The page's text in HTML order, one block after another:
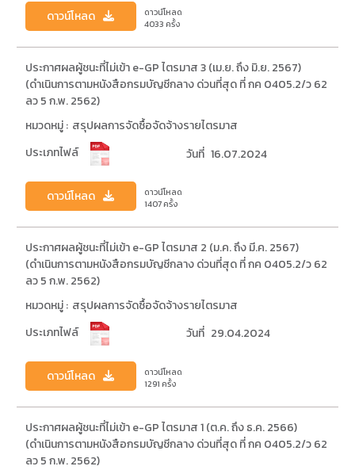
ดาวน์โหลด
ดาวน์โหลด
4033 ครั้ง
ประกาศผลผู้ชนะที่ไม่เข้า e-GP ไตรมาส 3 (เม.ย. ถึง มิ.ย. 2567)
(ดำเนินการตามหนังสือกรมบัญชีกลาง ด่วนที่สุด ที่ กค 0405.2/ว 62
ลว 5 ก.พ. 2562)
หมวดหมู่ : สรุปผลการจัดซื้อจัดจ้างรายไตรมาส
ประเภทไฟล์
วันที่ 16.07.2024
ดาวน์โหลด
ดาวน์โหลด
1407 ครั้ง
ประกาศผลผู้ชนะที่ไม่เข้า e-GP ไตรมาส 2 (ม.ค. ถึง มี.ค. 2567)
(ดำเนินการตามหนังสือกรมบัญชีกลาง ด่วนที่สุด ที่ กค 0405.2/ว 62
ลว 5 ก.พ. 2562)
หมวดหมู่ : สรุปผลการจัดซื้อจัดจ้างรายไตรมาส
ประเภทไฟล์
วันที่ 29.04.2024
ดาวน์โหลด
ดาวน์โหลด
1291 ครั้ง
ประกาศผลผู้ชนะที่ไม่เข้า e-GP ไตรมาส 1 (ต.ค. ถึง ธ.ค. 2566)
(ดำเนินการตามหนังสือกรมบัญชีกลาง ด่วนที่สุด ที่ กค 0405.2/ว 62
ลว 5 ก.พ. 2562)